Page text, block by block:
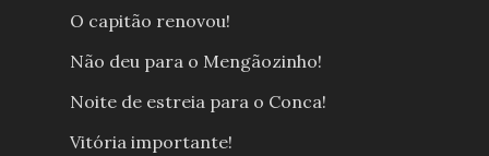
O capitão renovou!
Não deu para o Mengãozinho!
Noite de estreia para o Conca!
Vitória importante!